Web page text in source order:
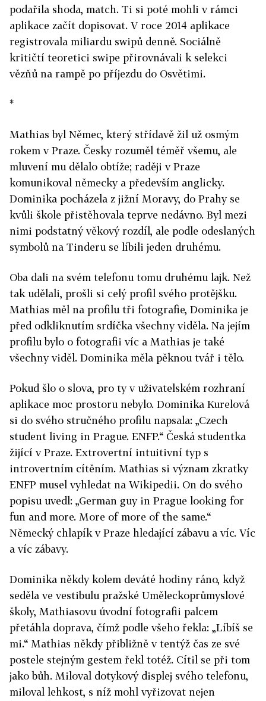
podařila shoda, match. Ti si poté mohli v rámci
aplikace začít dopisovat. V roce 2014 aplikace
registrovala miliardu swipů denně. Sociálně
kritičtí teoretici swipe přirovnávali k selekci
vězňů na rampě po příjezdu do Osvětimi.
*
Mathias byl Němec, který střídavě žil už osmým
rokem v Praze. Česky rozuměl téměř všemu, ale
mluvení mu dělalo obtíže; raději v Praze
komunikoval německy a především anglicky.
Dominika pocházela z jižní Moravy, do Prahy se
kvůli škole přistěhovala teprve nedávno. Byl mezi
nimi podstatný věkový rozdíl, ale podle odeslaných
symbolů na Tinderu se líbili jeden druhému.
Oba dali na svém telefonu tomu druhému lajk. Než
tak udělali, prošli si celý profil svého protějšku.
Mathias měl na profilu tři fotografie, Dominika je
před odkliknutím srdíčka všechny viděla. Na jejím
profilu bylo o fotografii víc a Mathias je také
všechny viděl. Dominika měla pěknou tvář i tělo.
Pokud šlo o slova, pro ty v uživatelském rozhraní
aplikace moc prostoru nebylo. Dominika Kurelová
si do svého stručného profilu napsala: „Czech
student living in Prague. ENFP.“ Česká studentka
žijící v Praze. Extrovertní intuitivní typ s
introvertním cítěním. Mathias si význam zkratky
ENFP musel vyhledat na Wikipedii. On do svého
popisu uvedl: „German guy in Prague looking for
fun and more. More of more of the same.“
Německý chlapík v Praze hledající zábavu a víc. Víc
a víc zábavy.
Dominika někdy kolem deváté hodiny ráno, když
seděla ve vestibulu pražské Uměleckoprůmyslové
školy, Mathiasovu úvodní fotografii palcem
přetáhla doprava, čímž podle všeho řekla: „Líbíš se
mi.“ Mathias někdy přibližně v tentýž čas ze své
postele stejným gestem řekl totéž. Cítil se při tom
jako bůh. Miloval dotykový displej svého telefonu,
miloval lehkost, s níž mohl vyřizovat nejen